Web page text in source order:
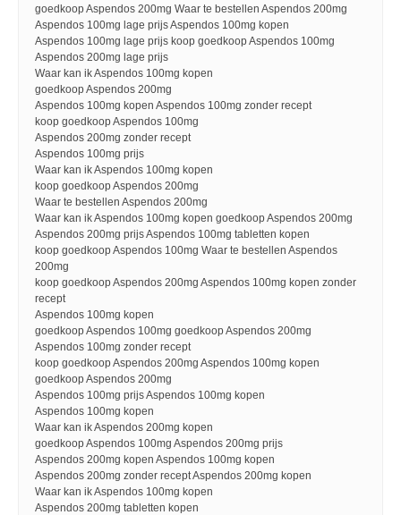
goedkoop Aspendos 200mg Waar te bestellen Aspendos 200mg
Aspendos 100mg lage prijs Aspendos 100mg kopen
Aspendos 100mg lage prijs koop goedkoop Aspendos 100mg
Aspendos 200mg lage prijs
Waar kan ik Aspendos 100mg kopen
goedkoop Aspendos 200mg
Aspendos 100mg kopen Aspendos 100mg zonder recept
koop goedkoop Aspendos 100mg
Aspendos 200mg zonder recept
Aspendos 100mg prijs
Waar kan ik Aspendos 100mg kopen
koop goedkoop Aspendos 200mg
Waar te bestellen Aspendos 200mg
Waar kan ik Aspendos 100mg kopen goedkoop Aspendos 200mg
Aspendos 200mg prijs Aspendos 100mg tabletten kopen
koop goedkoop Aspendos 100mg Waar te bestellen Aspendos
200mg
koop goedkoop Aspendos 200mg Aspendos 100mg kopen zonder
recept
Aspendos 100mg kopen
goedkoop Aspendos 100mg goedkoop Aspendos 200mg
Aspendos 100mg zonder recept
koop goedkoop Aspendos 200mg Aspendos 100mg kopen
goedkoop Aspendos 200mg
Aspendos 100mg prijs Aspendos 100mg kopen
Aspendos 100mg kopen
Waar kan ik Aspendos 200mg kopen
goedkoop Aspendos 100mg Aspendos 200mg prijs
Aspendos 200mg kopen Aspendos 100mg kopen
Aspendos 200mg zonder recept Aspendos 200mg kopen
Waar kan ik Aspendos 100mg kopen
Aspendos 200mg tabletten kopen